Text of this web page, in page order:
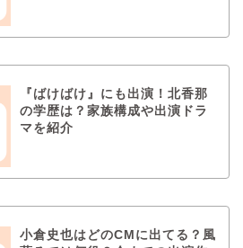
『ばけばけ』にも出演！北香那
の学歴は？家族構成や出演ドラ
マを紹介
小倉史也はどのCMに出てる？風